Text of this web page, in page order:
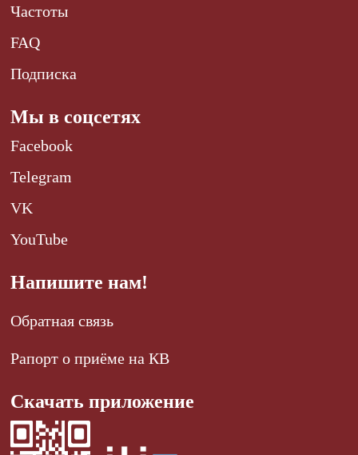
Частоты
FAQ
Подписка
Мы в соцсетях
Facebook
Telegram
VK
YouTube
Напишите нам!
Обратная связь
Рапорт о приёме на КВ
Скачать приложение